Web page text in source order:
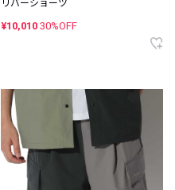
リバーショーツ
¥10,010 30%OFF